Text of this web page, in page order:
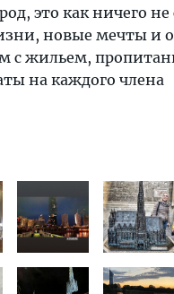
это как ничего
новые мечты и
с жильем,
на каждого члена